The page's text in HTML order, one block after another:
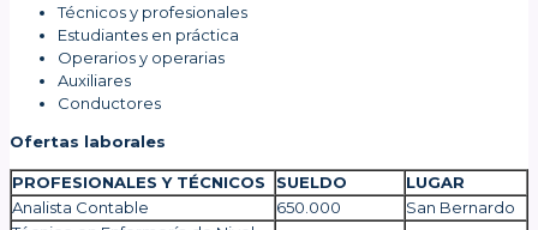
Técnicos y profesionales
Estudiantes en práctica
Operarios y operarias
Auxiliares
Conductores
Ofertas laborales
PROFESIONALES Y TÉCNICOS SUELDO
LUGAR
Analista Contable
650.000
San Bernardo